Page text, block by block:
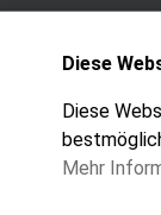
Diese
Diese
Mehr